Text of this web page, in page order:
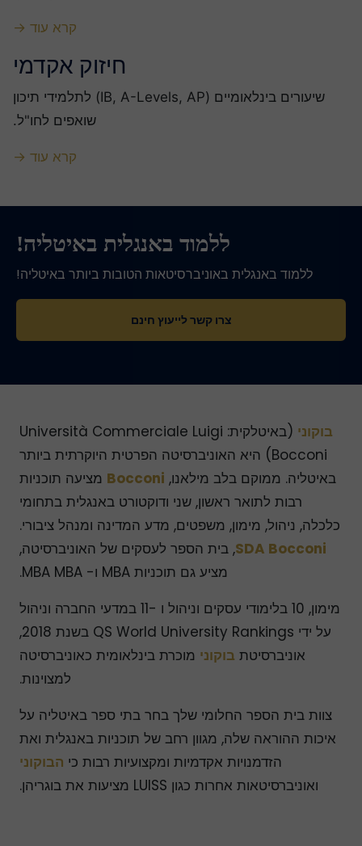
קרא עוד →
חיזוק אקדמי
שיעורים בינלאומיים (IB, A-Levels, AP) לתלמידי תיכון
שואפים לחו"ל.
קרא עוד →
ללמוד באנגלית באיטליה!
ללמוד באנגלית באוניברסיטאות הטובות ביותר באיטליה!
צרו קשר לייעוץ חינם
בוקוני
(באיטלקית: Università Commerciale Luigi
Bocconi) היא האוניברסיטה הפרטית היוקרתית ביותר
באיטליה. ממוקם בלב מילאנו,Bocconiמציעה תוכניות
רבות לתואר ראשון, שני ודוקטורט באנגלית בתחומי
כלכלה, ניהול, מימון, משפטים, מדע המדינה ומנהל ציבורי.
SDA Bocconi, בית הספר לעסקים של האוניברסיטה,
מציע גם תוכניות MBA ו- MBA MBA.
מימון, 10 בלימודי עסקים וניהול ו -11 במדעי החברה וניהול
על ידי QS World University Rankings בשנת 2018,
אוניברסיטתבוקונימוכרת בינלאומית כאוניברסיטה
למצוינות.
צוות בית הספר החלומי שלך בחר בתי ספר באיטליה על
איכות ההוראה שלה, מגוון רחב של תוכניות באנגלית ואת
הזדמנויות אקדמיות ומקצועיות רבות כיהבוקוני
ואוניברסיטאות אחרות כגון LUISS מציעות את בוגריהן.